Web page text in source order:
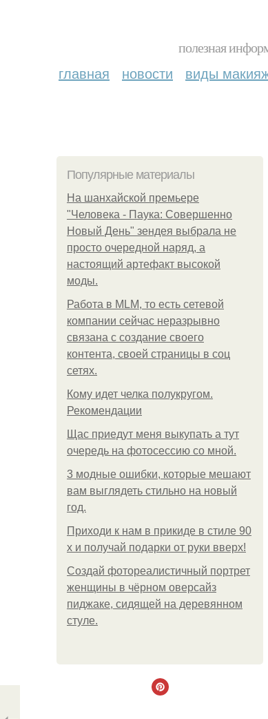
полезная
главная новости виды
Популярные материалы
На шанхайской премьере
"Человека - Паука: Совершенно
Новый День" зендея выбрала не
просто очередной наряд, а
настоящий артефакт высокой
моды.
Работа в MLM, то есть сетевой
компании сейчас неразрывно
связана с создание своего
контента, своей страницы в соц
сетях.
Кому идет челка полукругом.
Рекомендации
Щас приедут меня выкупать а тут
очередь на фотосессию со мной.
3 модные ошибки, которые мешают
вам выглядеть стильно на новый
год.
Приходи к нам в прикиде в стиле 90
х и получай подарки от руки вверх!
Создай фотореалистичный портрет
женщины в чёрном оверсайз
пиджаке, сидящей на деревянном
стуле.